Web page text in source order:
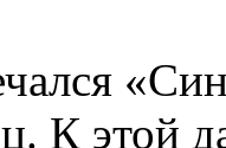
К этой